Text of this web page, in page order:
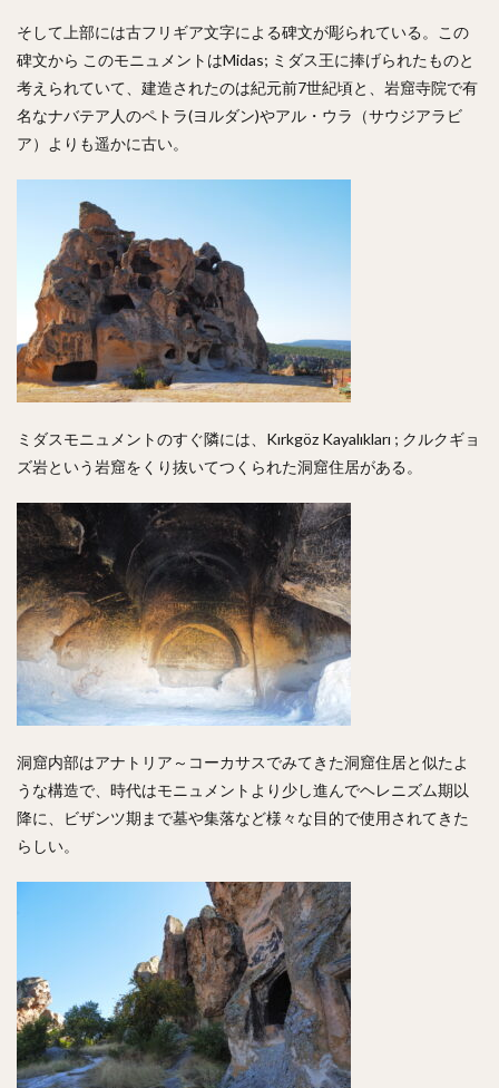
そして上部には古フリギア文字による碑文が彫られている。この
碑文から このモニュメントはMidas; ミダス王に捧げられたものと
考えられていて、建造されたのは紀元前7世紀頃と、岩窟寺院で有
名なナバテア人のペトラ(ヨルダン)やアル・ウラ（サウジアラビ
ア）よりも遥かに古い。
ミダスモニュメントのすぐ隣には、Kırkgöz Kayalıkları ; クルクギョ
ズ岩という岩窟をくり抜いてつくられた洞窟住居がある。
洞窟内部はアナトリア～コーカサスでみてきた洞窟住居と似たよ
うな構造で、時代はモニュメントより少し進んでヘレニズム期以
降に、ビザンツ期まで墓や集落など様々な目的で使用されてきた
らしい。